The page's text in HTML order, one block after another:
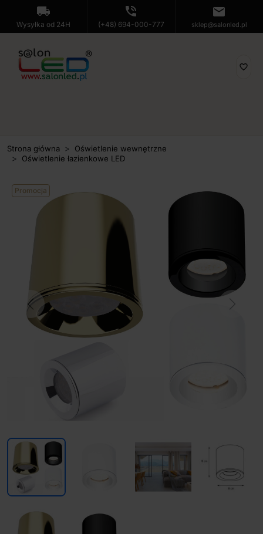
local_shipping
Wysyłka od 24H
phone_in_talk
(+48) 694-000-777
mail
sklep@salonled.pl
favorite_border
Strona główna
Oświetlenie wewnętrzne
Oświetlenie łazienkowe LED
Promocja
Previous